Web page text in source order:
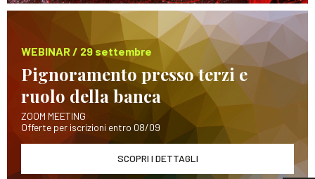
WEBINAR / 29 settembre
Pignoramento presso terzi e
ruolo della banca
ZOOM MEETING
Offerte per iscrizioni entro 08/09
SCOPRI I DETTAGLI